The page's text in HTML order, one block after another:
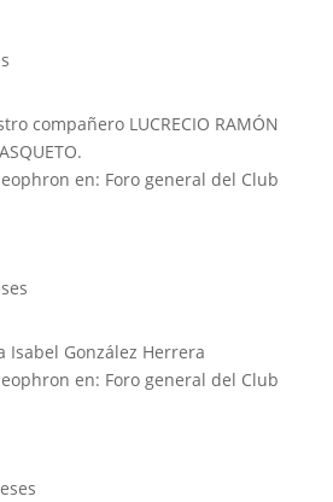
compañero LUCRECIO RAMÓN
en: Foro general del Club
Isabel González Herrera
en: Foro general del Club